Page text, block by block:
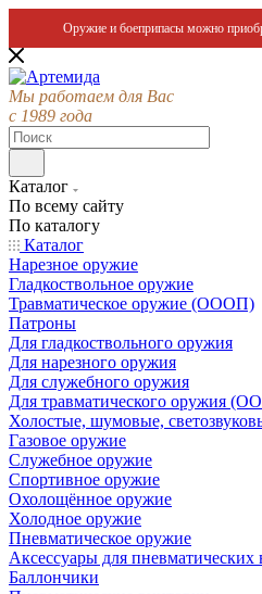
Оружие и боеприпасы можно
Мы работаем для Вас
с 1989 года
Каталог
По всему сайту
По каталогу
Каталог
Нарезное оружие
Гладкоствольное оружие
Травматическое оружие (ОООП)
Патроны
Для гладкоствольного оружия
Для нарезного оружия
Для служебного оружия
Для травматического оружия
Холостые, шумовые,
Газовое оружие
Служебное оружие
Спортивное оружие
Охолощённое оружие
Холодное оружие
Пневматическое оружие
Аксессуары для пневматических
Баллончики